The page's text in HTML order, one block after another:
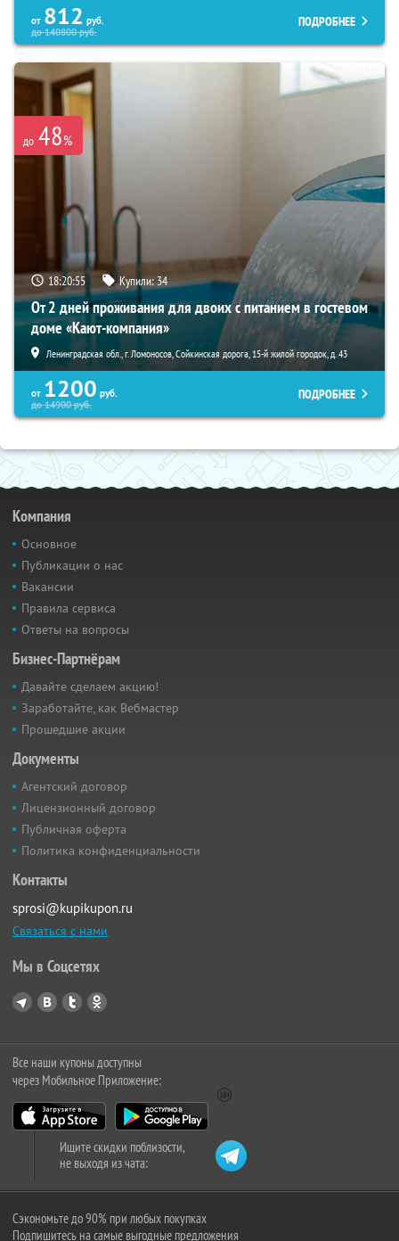
от 812 руб.
до140800руб.
ПОДРОБНЕЕ
до 48%
18:20:53 Купили:34
От 2 дней проживания для двоих с питанием в гостевом
доме «Кают-компания»
Ленинградская обл., г. Ломоносов, Сойкинская дорога, 15-й жилой городок, д. 43
от 1200 руб.
до14900руб.
ПОДРОБНЕЕ
Компания
Основное
Публикации о нас
Вакансии
Правила сервиса
Ответы на вопросы
Бизнес-Партнёрам
Давайте сделаем акцию!
Заработайте, как Вебмастер
Прошедшие акции
Документы
Агентский договор
Лицензионный договор
Публичная оферта
Политика конфиденциальности
Контакты
sprosi@kupikupon.ru
Связаться с нами
Мы в Соцсетях
Все наши купоны доступны
через Мобильное Приложение:
Ищите скидки поблизости,
не выходя из чата:
Сэкономьте до 90% при любых покупках
Подпишитесь на самые выгодные предложения